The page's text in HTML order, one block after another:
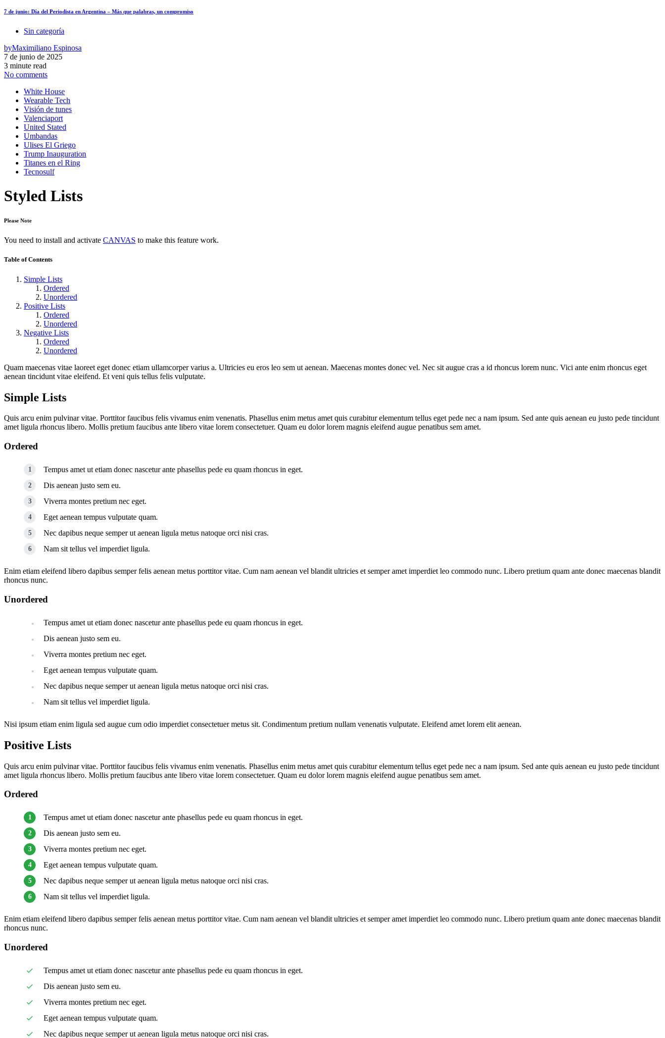
7 de junio: Día del Periodista en Argentina – Más que palabras, un compromiso
Sin categoría
byMaximiliano Espinosa
7 de junio de 2025
3 minute read
No comments
White House
Wearable Tech
Visión de tunes
Valenciaport
United Stated
Umbandas
Ulises El Griego
Trump Inauguration
Titanes en el Ring
Tecnosulf
Styled Lists
Please Note
You need to install and activate CANVAS to make this feature work.
Table of Contents
Simple Lists
Ordered
Unordered
Positive Lists
Ordered
Unordered
Negative Lists
Ordered
Unordered
Quam maecenas vitae laoreet eget donec etiam ullamcorper varius a. Ultricies eu eros leo sem ut aenean. Maecenas montes donec vel. Nec sit augue cras a id rhoncus lorem nunc. Vici ante enim rhoncus eget
aenean tincidunt vitae eleifend. Et veni quis tellus felis vulputate.
Simple Lists
Quis arcu enim pulvinar vitae. Porttitor faucibus felis vivamus enim venenatis. Phasellus enim metus amet quis curabitur elementum tellus eget pede nec a nam ipsum. Sed ante quis aenean eu justo pede tincidunt
amet ligula rhoncus libero. Mollis pretium faucibus ante libero vitae lorem consectetuer. Quam eu dolor lorem magnis eleifend augue penatibus sem amet.
Ordered
Tempus amet ut etiam donec nascetur ante phasellus pede eu quam rhoncus in eget.
Dis aenean justo sem eu.
Viverra montes pretium nec eget.
Eget aenean tempus vulputate quam.
Nec dapibus neque semper ut aenean ligula metus natoque orci nisi cras.
Nam sit tellus vel imperdiet ligula.
Enim etiam eleifend libero dapibus semper felis aenean metus porttitor vitae. Cum nam aenean vel blandit ultricies et semper amet imperdiet leo commodo nunc. Libero pretium quam ante donec maecenas blandit
rhoncus nunc.
Unordered
Tempus amet ut etiam donec nascetur ante phasellus pede eu quam rhoncus in eget.
Dis aenean justo sem eu.
Viverra montes pretium nec eget.
Eget aenean tempus vulputate quam.
Nec dapibus neque semper ut aenean ligula metus natoque orci nisi cras.
Nam sit tellus vel imperdiet ligula.
Nisi ipsum etiam enim ligula sed augue cum odio imperdiet consectetuer metus sit. Condimentum pretium nullam venenatis vulputate. Eleifend amet lorem elit aenean.
Positive Lists
Quis arcu enim pulvinar vitae. Porttitor faucibus felis vivamus enim venenatis. Phasellus enim metus amet quis curabitur elementum tellus eget pede nec a nam ipsum. Sed ante quis aenean eu justo pede tincidunt
amet ligula rhoncus libero. Mollis pretium faucibus ante libero vitae lorem consectetuer. Quam eu dolor lorem magnis eleifend augue penatibus sem amet.
Ordered
Tempus amet ut etiam donec nascetur ante phasellus pede eu quam rhoncus in eget.
Dis aenean justo sem eu.
Viverra montes pretium nec eget.
Eget aenean tempus vulputate quam.
Nec dapibus neque semper ut aenean ligula metus natoque orci nisi cras.
Nam sit tellus vel imperdiet ligula.
Enim etiam eleifend libero dapibus semper felis aenean metus porttitor vitae. Cum nam aenean vel blandit ultricies et semper amet imperdiet leo commodo nunc. Libero pretium quam ante donec maecenas blandit
rhoncus nunc.
Unordered
Tempus amet ut etiam donec nascetur ante phasellus pede eu quam rhoncus in eget.
Dis aenean justo sem eu.
Viverra montes pretium nec eget.
Eget aenean tempus vulputate quam.
Nec dapibus neque semper ut aenean ligula metus natoque orci nisi cras.